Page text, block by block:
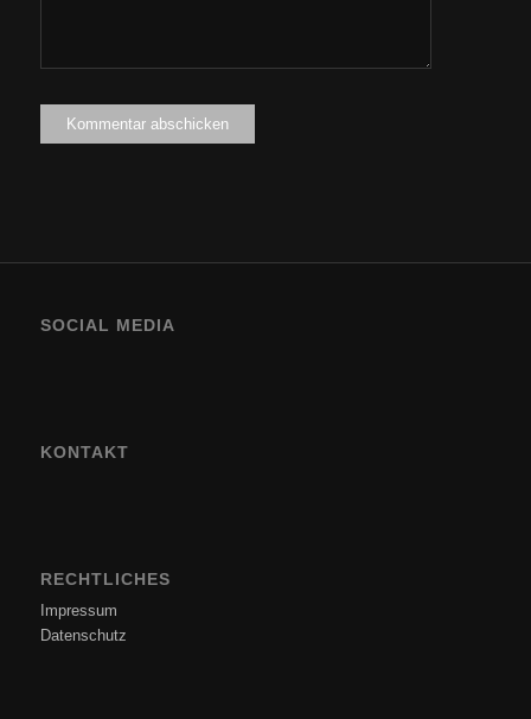
SOCIAL MEDIA
KONTAKT
RECHTLICHES
Impressum
Datenschutz